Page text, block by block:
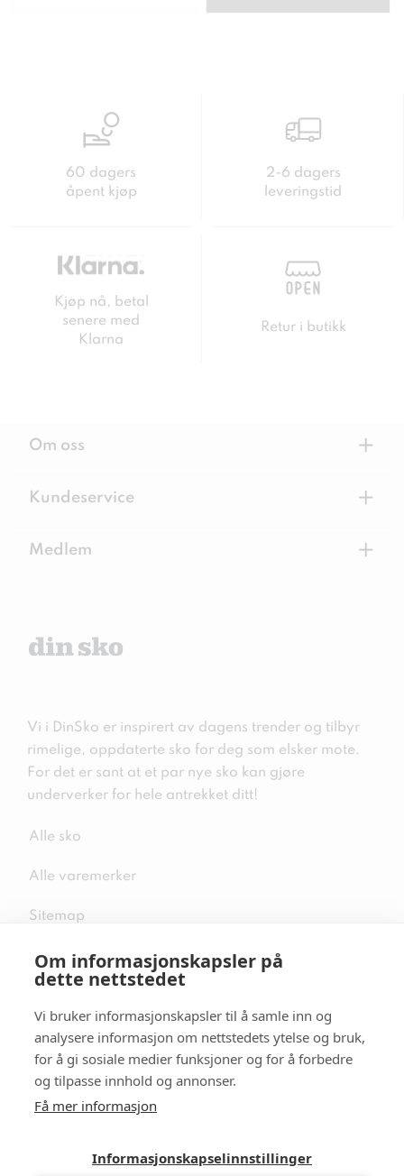
Om informasjonskapsler på
dette nettstedet
Vi bruker informasjonskapsler til å samle inn og
analysere informasjon om nettstedets ytelse og bruk,
for å gi sosiale medier funksjoner og for å forbedre
og tilpasse innhold og annonser.
Få mer informasjon
Informasjonskapselinnstillinger
60 dagers
åpent kjøp
2-6 dagers
leveringstid
Kjøp nå, betal
senere med
Klarna
Retur i butikk
Om oss +
Kundeservice +
Medlem +
Vi i DinSko er inspirert av dagens trender og tilbyr
rimelige, oppdaterte sko for deg som elsker mote.
For det er sant at et par nye sko kan gjøre
underverker for hele antrekket ditt!
Alle sko
Alle varemerker
Sitemap
Følg oss i sosiale medier